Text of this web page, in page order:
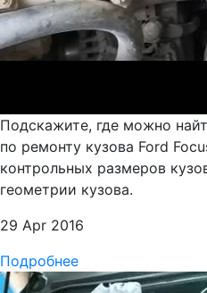
Подскажите, где можно
по ремонту кузова Ford
контрольных размеров
геометрии кузова.
29 Apr 2016
Подробнее